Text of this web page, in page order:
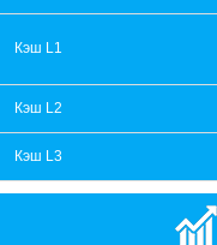
Кэш L1
Кэш L2
Кэш L3